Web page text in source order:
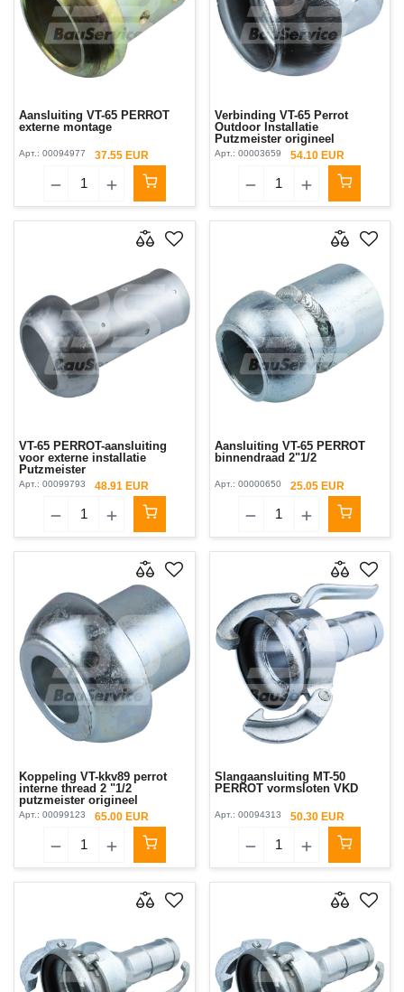
Aansluiting VT-65 PERROT
externe montage
Арт.: 00094977 37.55 EUR
Verbinding VT-65 Perrot
Outdoor Installatie
Putzmeister origineel
Арт.: 00003659 54.10 EUR
VT-65 PERROT-aansluiting
voor externe installatie
Putzmeister
Арт.: 00099793 48.91 EUR
Aansluiting VT-65 PERROT
binnendraad 2"1/2
Арт.: 00000650 25.05 EUR
Koppeling VT-kkv89 perrot
interne thread 2 "1/2
putzmeister origineel
Арт.: 00099123 65.00 EUR
Slangaansluiting MT-50
PERROT vormsloten VKD
Арт.: 00094313 50.30 EUR